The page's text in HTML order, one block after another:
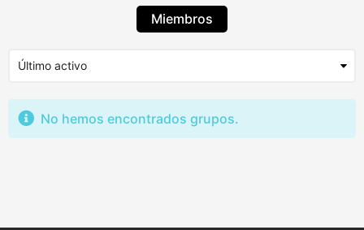
Miembros
No hemos encontrados grupos.